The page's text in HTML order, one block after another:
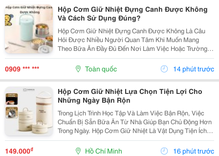
Hộp Cơm Giữ Nhiệt Đựng Canh Được Không
Và Cách Sử Dụng Đúng?
Hộp Cơm Giữ Nhiệt Đựng Canh Được Không Là Câu
Hỏi Được Nhiều Người Quan Tâm Khi Muốn Mang
Theo Bữa Ăn Đầy Đủ Đến Nơi Làm Việc Hoặc Trường
Học. So Với Cơm Hay Thức Ăn Khô, Canh Là Món Ăn
Có Nhiều Nước Nên Người Dùng Thường Lo Ngại Về
Khả Năng Giữ...
0909 *** *** Toàn quốc 14 phút trước
Hộp Cơm Giữ Nhiệt Lựa Chọn Tiện Lợi Cho
Những Ngày Bận Rộn
Trong Lịch Trình Học Tập Và Làm Việc Bận Rộn, Việc
Chuẩn Bị Sẵn Bữa Ăn Từ Nhà Giúp Bạn Chủ Động Hơn
Trong Ngày. Hộp Cơm Giữ Nhiệt Là Vật Dụng Tiện Ích,
Hỗ Trợ Mang Theo Cơm Và Các Món Ăn Một Cách Gọn
Gàng, Phù Hợp Với Nhiều Nhu Cầu Sử Dụng. Chọn...
149.000₫ Hồ Chí Minh 16 phút trước